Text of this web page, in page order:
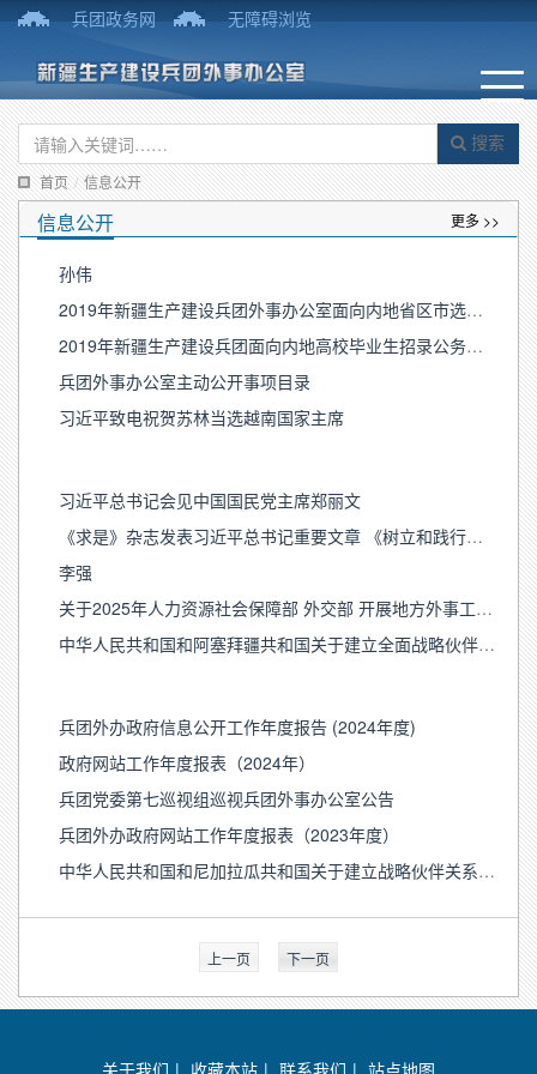
兵团政务网 无障碍浏览
搜索
首页 / 信息公开
信息公开 更多 >>
孙伟
2019年新疆生产建设兵团外事办公室面向内地省区市选调工作人员公告
2019年新疆生产建设兵团面向内地高校毕业生招录公务员公告
兵团外事办公室主动公开事项目录
习近平致电祝贺苏林当选越南国家主席
习近平总书记会见中国国民党主席郑丽文
《求是》杂志发表习近平总书记重要文章 《树立和践行正确政绩观》
李强
关于2025年人力资源社会保障部 外交部 开展地方外事工作优秀集体 拟推荐优秀集体的公示
中华人民共和国和阿塞拜疆共和国关于建立全面战略伙伴关系的联合声明
兵团外办政府信息公开工作年度报告 (2024年度)
政府网站工作年度报表（2024年）
兵团党委第七巡视组巡视兵团外事办公室公告
兵团外办政府网站工作年度报表（2023年度）
中华人民共和国和尼加拉瓜共和国关于建立战略伙伴关系的联合声明
上一页 下一页
关于我们 | 收藏本站 | 联系我们 | 站点地图